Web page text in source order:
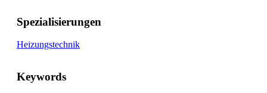
Spezialisierungen
Heizungstechnik
Keywords